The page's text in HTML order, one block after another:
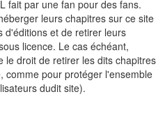
fait par une fan pour des fans.
leurs chapitres sur ce site
d'éditions et de retirer leurs
licence. Le cas échéant,
le droit de retirer les dits chapitres
comme pour protéger l'ensemble
dudit site).